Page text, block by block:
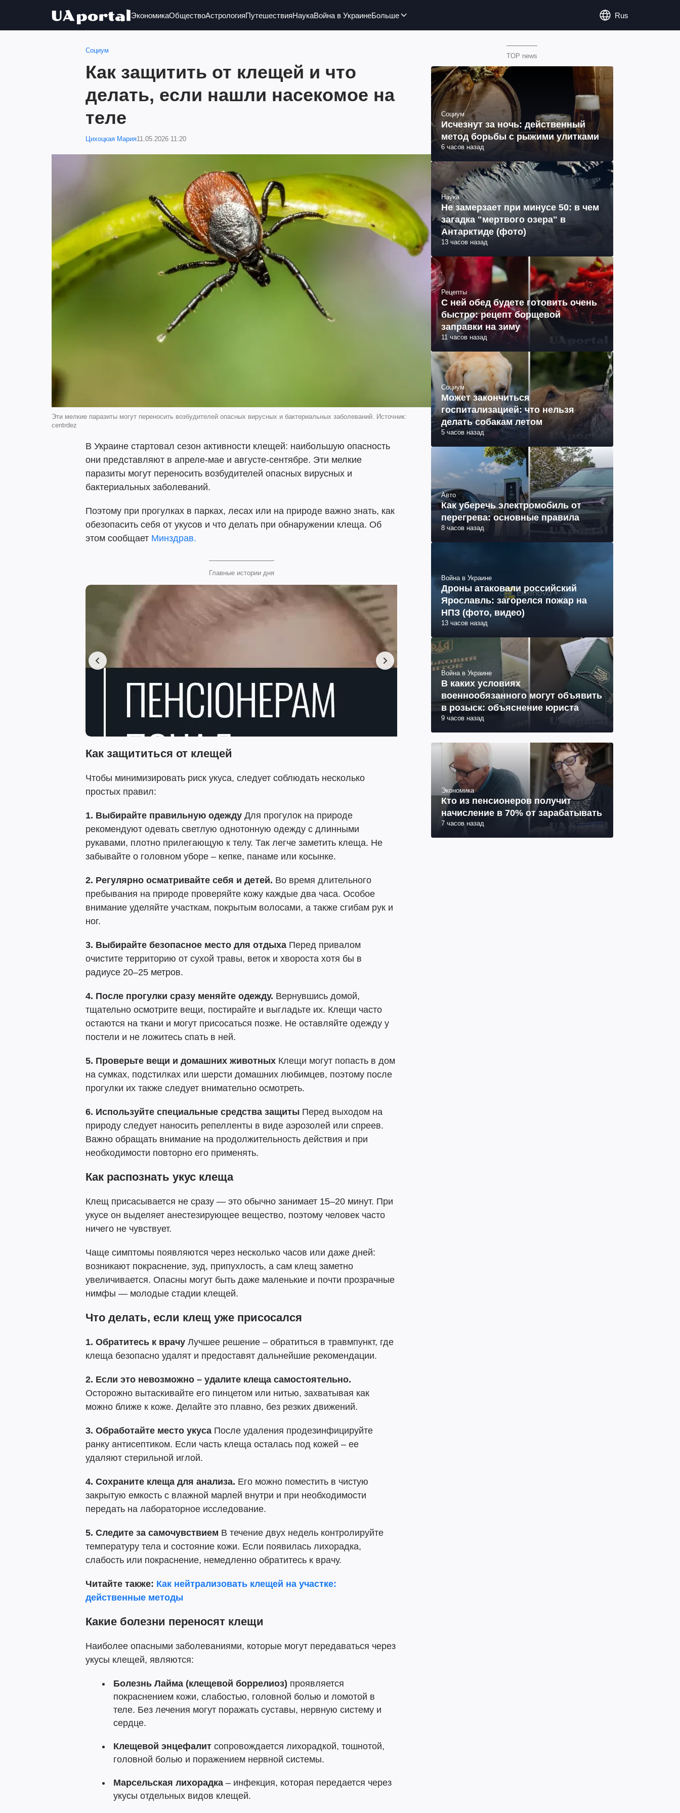
ЭкономикаОбществоАстрологияПутешествияНаукаВойна в УкраинеБольше Rus
Социум
Как защитить от клещей и что
делать, если нашли насекомое на
теле
Цихоцкая Мария11.05.2026 11:20
Эти мелкие паразиты могут переносить возбудителей опасных вирусных и бактериальных заболеваний. Источник:
centrdez
В Украине стартовал сезон активности клещей: наибольшую опасность
они представляют в апреле-мае и августе-сентябре. Эти мелкие
паразиты могут переносить возбудителей опасных вирусных и
бактериальных заболеваний.
Поэтому при прогулках в парках, лесах или на природе важно знать, как
обезопасить себя от укусов и что делать при обнаружении клеща. Об
этом сообщает Минздрав.
Главные истории дня
Как защититься от клещей
Чтобы минимизировать риск укуса, следует соблюдать несколько
простых правил:
1. Выбирайте правильную одежду Для прогулок на природе
рекомендуют одевать светлую однотонную одежду с длинными
рукавами, плотно прилегающую к телу. Так легче заметить клеща. Не
забывайте о головном уборе – кепке, панаме или косынке.
2. Регулярно осматривайте себя и детей. Во время длительного
пребывания на природе проверяйте кожу каждые два часа. Особое
внимание уделяйте участкам, покрытым волосами, а также сгибам рук и
ног.
3. Выбирайте безопасное место для отдыха Перед привалом
очистите территорию от сухой травы, веток и хвороста хотя бы в
радиусе 20–25 метров.
4. После прогулки сразу меняйте одежду. Вернувшись домой,
тщательно осмотрите вещи, постирайте и выгладьте их. Клещи часто
остаются на ткани и могут присосаться позже. Не оставляйте одежду у
постели и не ложитесь спать в ней.
5. Проверьте вещи и домашних животных Клещи могут попасть в дом
на сумках, подстилках или шерсти домашних любимцев, поэтому после
прогулки их также следует внимательно осмотреть.
6. Используйте специальные средства защиты Перед выходом на
природу следует наносить репелленты в виде аэрозолей или спреев.
Важно обращать внимание на продолжительность действия и при
необходимости повторно его применять.
Как распознать укус клеща
Клещ присасывается не сразу — это обычно занимает 15–20 минут. При
укусе он выделяет анестезирующее вещество, поэтому человек часто
ничего не чувствует.
Чаще симптомы появляются через несколько часов или даже дней:
возникают покраснение, зуд, припухлость, а сам клещ заметно
увеличивается. Опасны могут быть даже маленькие и почти прозрачные
нимфы — молодые стадии клещей.
Что делать, если клещ уже присосался
1. Обратитесь к врачу Лучшее решение – обратиться в травмпункт, где
клеща безопасно удалят и предоставят дальнейшие рекомендации.
2. Если это невозможно – удалите клеща самостоятельно.
Осторожно вытаскивайте его пинцетом или нитью, захватывая как
можно ближе к коже. Делайте это плавно, без резких движений.
3. Обработайте место укуса После удаления продезинфицируйте
ранку антисептиком. Если часть клеща осталась под кожей – ее
удаляют стерильной иглой.
4. Сохраните клеща для анализа. Его можно поместить в чистую
закрытую емкость с влажной марлей внутри и при необходимости
передать на лабораторное исследование.
5. Следите за самочувствием В течение двух недель контролируйте
температуру тела и состояние кожи. Если появилась лихорадка,
слабость или покраснение, немедленно обратитесь к врачу.
Читайте также: Как нейтрализовать клещей на участке:
действенные методы
Какие болезни переносят клещи
Наиболее опасными заболеваниями, которые могут передаваться через
укусы клещей, являются:
Болезнь Лайма (клещевой боррелиоз) проявляется
покраснением кожи, слабостью, головной болью и ломотой в
теле. Без лечения могут поражать суставы, нервную систему и
сердце.
Клещевой энцефалит сопровождается лихорадкой, тошнотой,
головной болью и поражением нервной системы.
Марсельская лихорадка – инфекция, которая передается через
укусы отдельных видов клещей.
TOP news
Социум
Исчезнут за ночь: действенный
метод борьбы с рыжими улитками
6 часов назад
Наука
Не замерзает при минусе 50: в чем
загадка "мертвого озера" в
Антарктиде (фото)
13 часов назад
Рецепты
С ней обед будете готовить очень
быстро: рецепт борщевой
заправки на зиму
11 часов назад
Социум
Может закончиться
госпитализацией: что нельзя
делать собакам летом
5 часов назад
Авто
Как уберечь электромобиль от
перегрева: основные правила
8 часов назад
Война в Украине
Дроны атаковали российский
Ярославль: загорелся пожар на
НПЗ (фото, видео)
13 часов назад
Война в Украине
В каких условиях
военнообязанного могут объявить
в розыск: объяснение юриста
9 часов назад
Экономика
Кто из пенсионеров получит
начисление в 70% от зарабатывать
7 часов назад